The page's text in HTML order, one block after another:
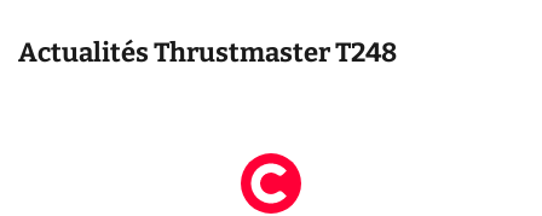
ActualitésThrustmaster T248